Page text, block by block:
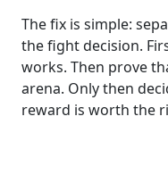
The fix is simple:
the fight decision.
works. Then prove
arena. Only then
reward is worth the